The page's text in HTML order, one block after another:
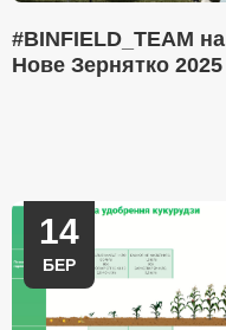
#BINFIELD_TEAM на
Нове Зернятко 2025
14
БЕР